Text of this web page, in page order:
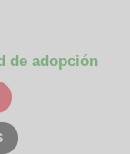
de adopción